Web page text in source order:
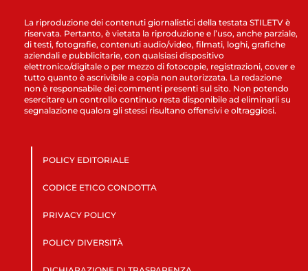
La riproduzione dei contenuti giornalistici della testata STILETV è
riservata. Pertanto, è vietata la riproduzione e l’uso, anche parziale,
di testi, fotografie, contenuti audio/video, filmati, loghi, grafiche
aziendali e pubblicitarie, con qualsiasi dispositivo
elettronico/digitale o per mezzo di fotocopie, registrazioni, cover e
tutto quanto è ascrivibile a copia non autorizzata. La redazione
non è responsabile dei commenti presenti sul sito. Non potendo
esercitare un controllo continuo resta disponibile ad eliminarli su
segnalazione qualora gli stessi risultano offensivi e oltraggiosi.
POLICY EDITORIALE
CODICE ETICO CONDOTTA
PRIVACY POLICY
POLICY DIVERSITÀ